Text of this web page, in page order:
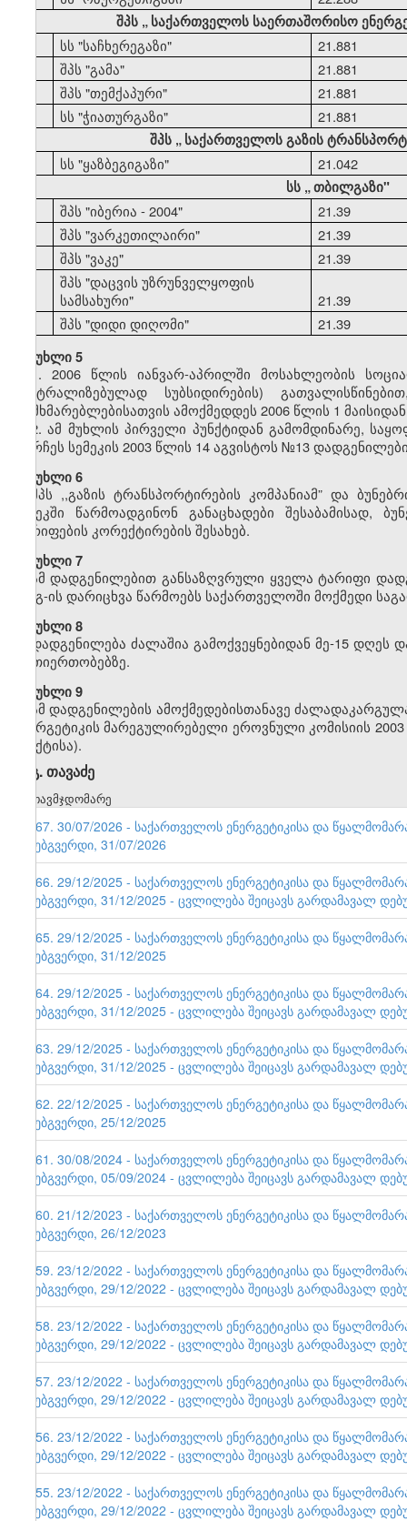
შპს „ საქართველოს საერთაშორისო
სს "საჩხერეგაზი"
21.881
შპს "გამა"
21.881
შპს "თემქაპური"
21.881
სს "ჭიათურგაზი"
21.881
შპს „საქართველოს გაზის
სს "ყაზბეგიგაზი"
21.042
სს „თბილგაზი"
შპს "იბერია - 2004"
21.39
შპს "ვარკეთილაირი"
21.39
შპს "ვაკე" 21.39
შპს "დაცვის უზრუნველყოფის
სამსახური"
21.39
შპს "დიდი დიღომი"
21.39
მუხლი 5
1. 2006 წლის იანვარ-აპრილში მოსახლეობის
ცენტრალიზებულად სუბსიდირების)
მომხმარებლებისათვის ამოქმედდეს 2006 წლის 1
2. ამ მუხლის პირველი პუნქტიდან გამომდინარე,
დარჩეს სემეკის 2003 წლის 14 აგვისტოს №13
მუხლი 6
შპს ,,გაზის ტრანსპორტირების კომპანიამ” და
სემეკში წარმოადგინონ განაცხადები შესაბამისად,
ტარიფების კორექტირების შესახებ.
მუხლი 7
ამ დადგენილებით განსაზღვრული ყველა ტარიფი
დღგ-ის დარიცხვა წარმოებს საქართველოში მოქმედი
მუხლი 8
დადგენილება ძალაშია გამოქვეყნებიდან მე-15
ურთიერთობებზე.
მუხლი 9
ამ დადგენილების ამოქმედებისთანავე
ენერგეტიკის მარეგულირებელი ეროვნული კომისიის
პუნქტისა).
გ. თავაძე
თავმჯდომარე
167. 30/07/2026 - საქართველოს ენერგეტიკისა და
ვებგვერდი, 31/07/2026
166. 29/12/2025 - საქართველოს ენერგეტიკისა და
ვებგვერდი, 31/12/2025 - ცვლილება შეიცავს გარდამავალ
165. 29/12/2025 - საქართველოს ენერგეტიკისა და
ვებგვერდი, 31/12/2025
164. 29/12/2025 - საქართველოს ენერგეტიკისა და
ვებგვერდი, 31/12/2025 - ცვლილება შეიცავს გარდამავალ
163. 29/12/2025 - საქართველოს ენერგეტიკისა და
ვებგვერდი, 31/12/2025 - ცვლილება შეიცავს გარდამავალ
162. 22/12/2025 - საქართველოს ენერგეტიკისა და
ვებგვერდი, 25/12/2025
161. 30/08/2024 - საქართველოს ენერგეტიკისა და
ვებგვერდი, 05/09/2024 - ცვლილება შეიცავს გარდამავალ
160. 21/12/2023 - საქართველოს ენერგეტიკისა და
ვებგვერდი, 26/12/2023
159. 23/12/2022 - საქართველოს ენერგეტიკისა და
ვებგვერდი, 29/12/2022 - ცვლილება შეიცავს გარდამავალ
158. 23/12/2022 - საქართველოს ენერგეტიკისა და
ვებგვერდი, 29/12/2022 - ცვლილება შეიცავს გარდამავალ
157. 23/12/2022 - საქართველოს ენერგეტიკისა და
ვებგვერდი, 29/12/2022 - ცვლილება შეიცავს გარდამავალ
156. 23/12/2022 - საქართველოს ენერგეტიკისა და
ვებგვერდი, 29/12/2022 - ცვლილება შეიცავს გარდამავალ
155. 23/12/2022 - საქართველოს ენერგეტიკისა და
ვებგვერდი, 29/12/2022 - ცვლილება შეიცავს გარდამავალ